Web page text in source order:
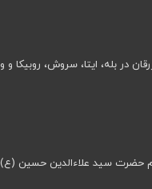
در بله، ایتا، سروش، روبیکا و
حضرت سید علاءالدین حسین